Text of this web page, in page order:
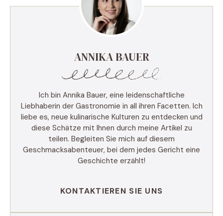
ANNIKA BAUER
Ich bin Annika Bauer, eine leidenschaftliche
Liebhaberin der Gastronomie in all ihren Facetten. Ich
liebe es, neue kulinarische Kulturen zu entdecken und
diese Schätze mit Ihnen durch meine Artikel zu
teilen. Begleiten Sie mich auf diesem
Geschmacksabenteuer, bei dem jedes Gericht eine
Geschichte erzählt!
KONTAKTIEREN SIE UNS